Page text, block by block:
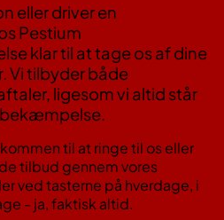
eller driver en
Pestium
klar til at tage os af dine
Vi tilbyder både
ligesom vi altid står
bekæmpelse.
til at ringe til os eller
tilbud gennem vores
ved tasterne på hverdage, i
- ja, faktisk altid.